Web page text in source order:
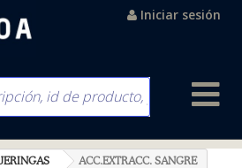
Iniciar sesión
ACC.EXTRACC. SANGRE